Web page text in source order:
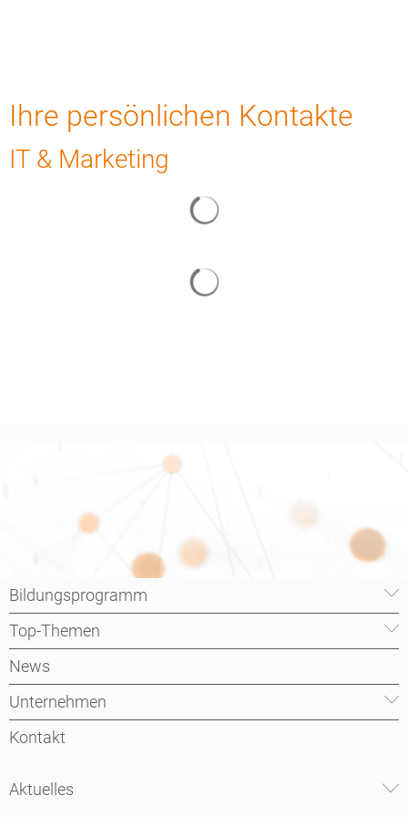
IT
&
Marketing
Ihre persönlichen Kontakte
IT & Marketing
Bildungsprogramm
Top-Themen
News
Unternehmen
Kontakt
Aktuelles